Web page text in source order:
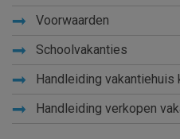
Voorwaarden
Schoolvakanties
Handleiding vakantiehuis
Handleiding verkopen